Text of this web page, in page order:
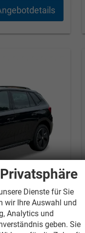
Dienste für Sie
wir Ihre Auswahl und
Analytics und
geben. Sie